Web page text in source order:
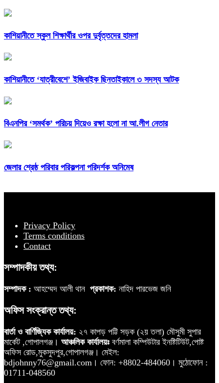
কাশিয়ানীতে স্কুল শিক্ষার্থীর ওপর দুর্বৃত্তদের হামলা
কাশিয়ানীতে ‘যাত্রীবেশে’ ইজিবাইক ছিনতাইকালে ৩ সদস্য আটক
বিএনপির ‘সমর্থক’ পরিচয় দিয়েও রক্ষা হলো না আ.লীগ নেতার
জেলার শ্রেষ্ঠ পরিবার পরিকল্পনা পরিদর্শক অনিমেষ
Privacy Policy
Terms conditions
Contact
সম্পাদকীয় তথ্য:
সম্পাদক : আহম্মেদ আলী থান প্রকাশক: নাহিদ পারভেজ জনি
অফিস সংক্রান্ত তথ্য:
বার্তা ও বার্ণিজ্যিক কার্যালয়: ২৭ কাপড় পট্টি সড়ক (২য় তলা) মৌসুমী সুপার
মার্কেট ,গোপালগঞ্জ। আঞ্চলিক কার্যালয়ঃ বর্ণমালা কম্পিউটার ইনষ্টিটিউট,পোষ্ট
অফিস রোড,মুকসুদপুর,গোপালগঞ্জ। মেইল:
bdjohnny76@gmail.com। ফোন: +8802-484060। মুঠোফোন :
01711-048560